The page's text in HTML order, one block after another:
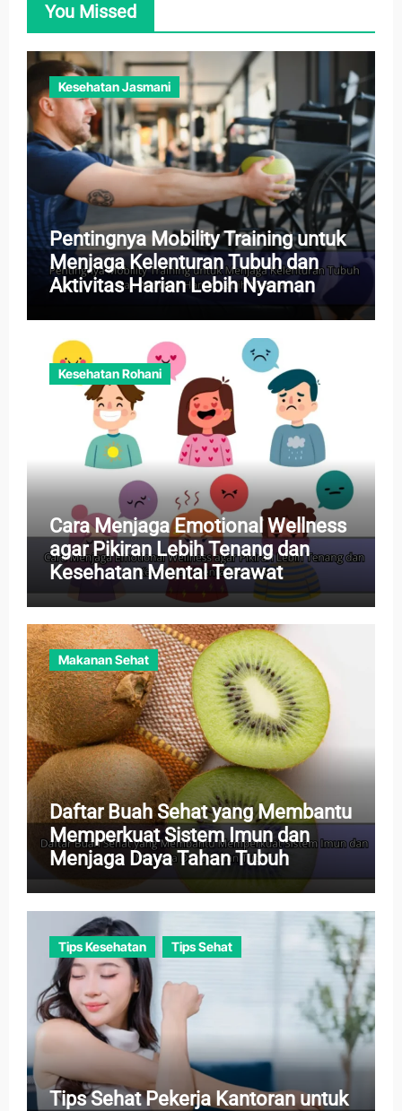
You Missed
Kesehatan Jasmani
Pentingnya Mobility Training untuk
Menjaga Kelenturan Tubuh dan
Aktivitas Harian Lebih Nyaman
Kesehatan Rohani
Cara Menjaga Emotional Wellness
agar Pikiran Lebih Tenang dan
Kesehatan Mental Terawat
Makanan Sehat
Daftar Buah Sehat yang Membantu
Memperkuat Sistem Imun dan
Menjaga Daya Tahan Tubuh
Tips Kesehatan Tips Sehat
Tips Sehat Pekerja Kantoran untuk